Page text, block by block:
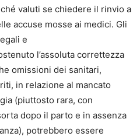
valuti se chiedere il rinvio a
accuse mosse ai medici. Gli
e
l’assoluta correttezza
omissioni dei sanitari,
in relazione al mancato
(piuttosto rara, con
dopo il parto e in assenza
potrebbero essere